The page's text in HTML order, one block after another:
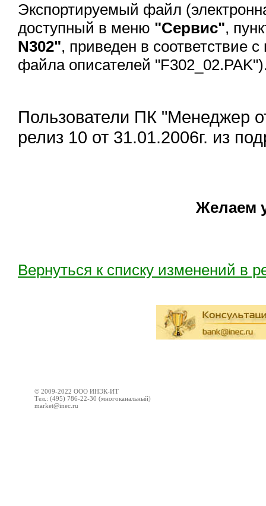
Экспортируемый файл
доступный в меню "Сервис",
N302", приведен в соответствие
файла описателей
Пользователи ПК "Менеджер
релиз 10 от 31.01.2006г. из
Желаем
Вернуться к списку изменений в
© 2009-2022 ООО ИНЭК-ИТ
Тел.: (495) 786-22-30 (многоканальный)
market@inec.ru